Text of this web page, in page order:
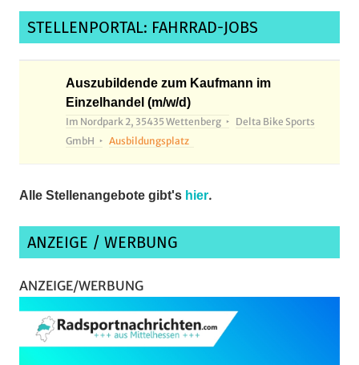
STELLENPORTAL: FAHRRAD-JOBS
Auszubildende zum Kaufmann im
Einzelhandel (m/w/d)
Im Nordpark 2, 35435 Wettenberg
Delta Bike Sports
GmbH
Ausbildungsplatz
Alle Stellenangebote gibt's hier.
ANZEIGE / WERBUNG
ANZEIGE/WERBUNG